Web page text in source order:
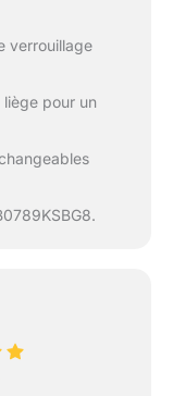
verrouillage
pour un